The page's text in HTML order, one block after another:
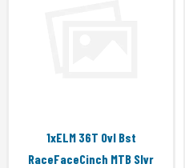
1xELM 36T Ovl Bst
RaceFaceCinch MTB Slvr